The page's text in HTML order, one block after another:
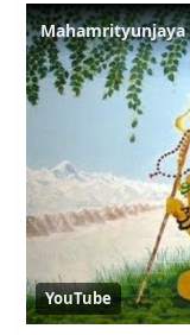
YouTube